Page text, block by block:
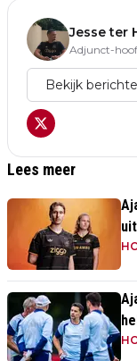
Jesse ter
Adjunct-
Bekijk
Lees meer